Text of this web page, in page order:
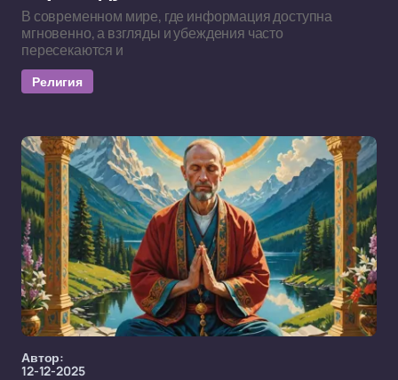
В современном мире, где информация доступна
мгновенно, а взгляды и убеждения часто
пересекаются и
Религия
Автор:
12-12-2025